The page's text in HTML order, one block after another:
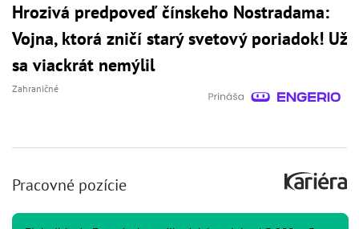
Hrozivá predpoveď čínskeho Nostradama:
Vojna, ktorá zničí starý svetový poriadok! Už
sa viackrát nemýlil
Zahraničné
Pracovné pozície